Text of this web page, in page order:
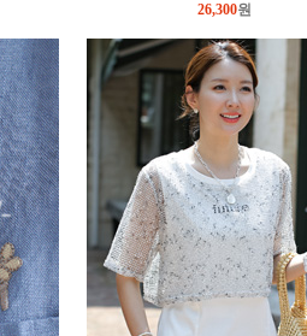
26,300원